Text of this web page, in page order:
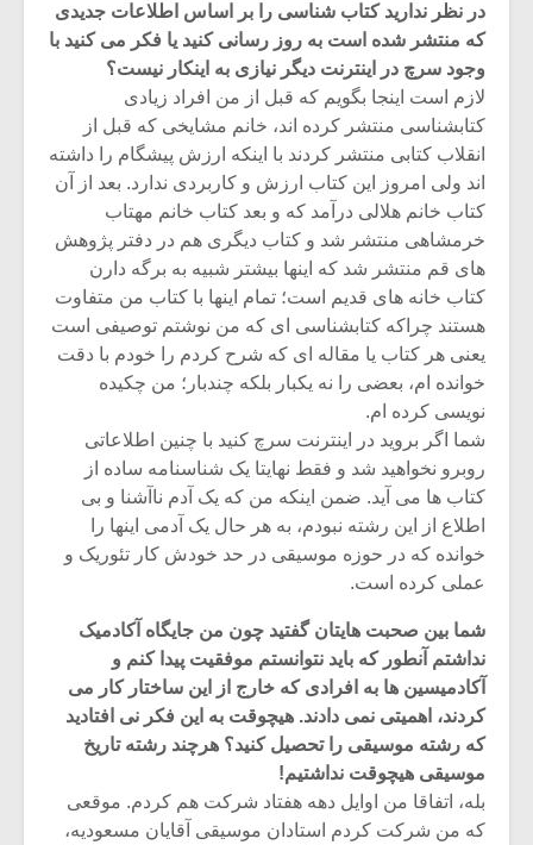
در نظر ندارید کتاب شناسی را بر اساس اطلاعات جدیدی
که منتشر شده است به روز رسانی کنید یا فکر می کنید با
وجود سرچ در اینترنت دیگر نیازی به اینکار نیست؟
لازم است اینجا بگویم که قبل از من افراد زیادی
کتابشناسی منتشر کرده اند، خانم مشایخی که قبل از
انقلاب کتابی منتشر کردند با اینکه ارزش پیشگام را داشته
اند ولی امروز این کتاب ارزش و کاربردی ندارد. بعد از آن
کتاب خانم هلالی درآمد که و بعد کتاب خانم مهتاب
خرمشاهی منتشر شد و کتاب دیگری هم در دفتر پژوهش
های قم منتشر شد که اینها بیشتر شبیه به برگه دارن
کتاب خانه های قدیم است؛ تمام اینها با کتاب من متفاوت
هستند چراکه کتابشناسی ای که من نوشتم توصیفی است
یعنی هر کتاب یا مقاله ای که شرح کردم را خودم با دقت
خوانده ام، بعضی را نه یکبار بلکه چندبار؛ من چکیده
نویسی کرده ام.
شما اگر بروید در اینترنت سرچ کنید با چنین اطلاعاتی
روبرو نخواهید شد و فقط نهایتا یک شناسنامه ساده از
کتاب ها می آید. ضمن اینکه من که یک آدم ناآشنا و بی
اطلاع از این رشته نبودم، به هر حال یک آدمی اینها را
خوانده که در حوزه موسیقی در حد خودش کار تئوریک و
عملی کرده است.
شما بین صحبت هایتان گفتید چون من جایگاه آکادمیک
نداشتم آنطور که باید نتوانستم موفقیت پیدا کنم و
آکادمیسین ها به افرادی که خارج از این ساختار کار می
کردند، اهمیتی نمی دادند. هیچوقت به این فکر نی افتادید
که رشته موسیقی را تحصیل کنید؟ هرچند رشته تاریخ
موسیقی هیچوقت نداشتیم!
بله، اتفاقا من اوایل دهه هفتاد شرکت هم کردم. موقعی
که من شرکت کردم استادان موسیقی آقایان مسعودیه،
میکلوش روژا